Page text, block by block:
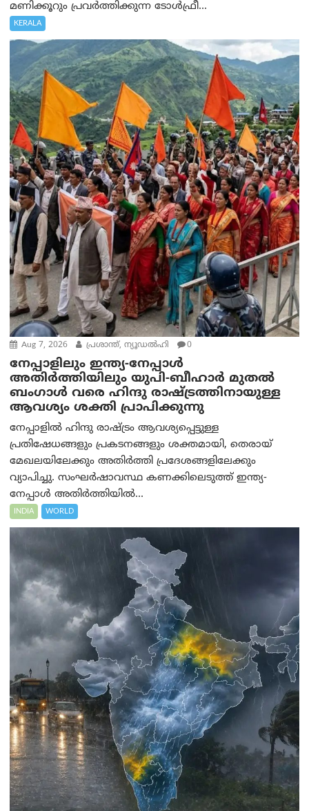
മണിക്കൂറും പ്രവർത്തിക്കുന്ന ടോൾഫ്രീ...
KERALA
Aug 7, 2026 പ്രശാന്ത്, ന്യൂഡല്‍ഹി 0
നേപ്പാളിലും ഇന്ത്യ-നേപ്പാൾ
അതിർത്തിയിലും യുപി-ബീഹാർ മുതൽ
ബംഗാൾ വരെ ഹിന്ദു രാഷ്ട്രത്തിനായുള്ള
ആവശ്യം ശക്തി പ്രാപിക്കുന്നു
നേപ്പാളിൽ ഹിന്ദു രാഷ്ട്രം ആവശ്യപ്പെട്ടുള്ള
പ്രതിഷേധങ്ങളും പ്രകടനങ്ങളും ശക്തമായി, തെരായ്
മേഖലയിലേക്കും അതിർത്തി പ്രദേശങ്ങളിലേക്കും
വ്യാപിച്ചു. സംഘർഷാവസ്ഥ കണക്കിലെടുത്ത് ഇന്ത്യ-
നേപ്പാൾ അതിർത്തിയിൽ...
INDIA WORLD